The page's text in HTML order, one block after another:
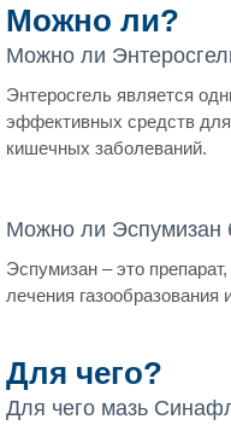
Можно ли?
Можно ли
Энтеросгель является
эффективных средств
кишечных заболеваний.
Можно ли Эспумизан
Эспумизан – это
лечения газообразования
Для чего?
Для чего мазь